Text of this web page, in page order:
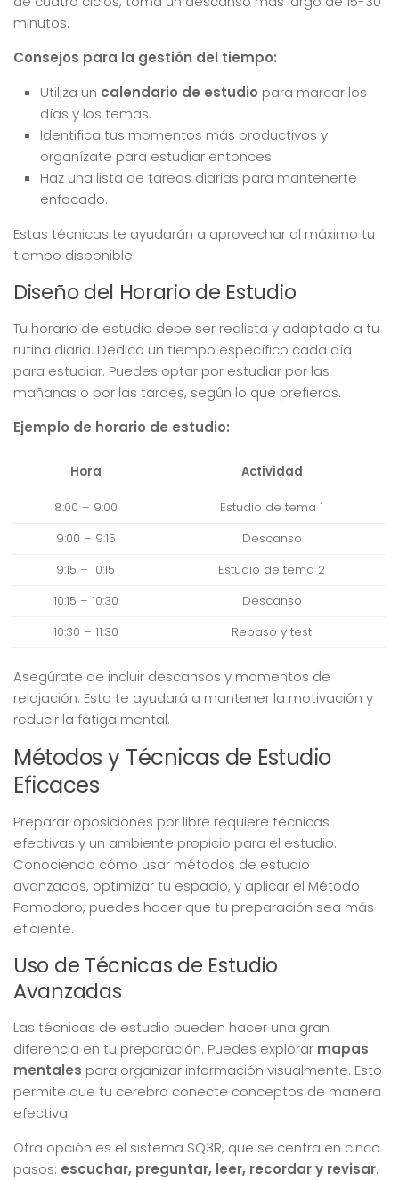
minutos.
Consejos para la gestión del tiempo:
Utiliza un calendario de estudio para marcar los
días y los temas.
Identifica tus momentos más productivos y
organízate para estudiar entonces.
Haz una lista de tareas diarias para mantenerte
enfocado.
Estas técnicas te ayudarán a aprovechar al máximo tu
tiempo disponible.
Diseño del Horario de Estudio
Tu horario de estudio debe ser realista y adaptado a tu
rutina diaria. Dedica un tiempo específico cada día
para estudiar. Puedes optar por estudiar por las
mañanas o por las tardes, según lo que prefieras.
Ejemplo de horario de estudio:
Hora Actividad
8:00 – 9:00
Estudio de tema 1
9:00 – 9:15
Descanso
9:15 – 10:15
Estudio de tema 2
10:15 – 10:30
Descanso
10:30 – 11:30
Repaso y test
Asegúrate de incluir descansos y momentos de
relajación. Esto te ayudará a mantener la motivación y
reducir la fatiga mental.
Métodos y Técnicas de Estudio
Eficaces
Preparar oposiciones por libre requiere técnicas
efectivas y un ambiente propicio para el estudio.
Conociendo cómo usar métodos de estudio
avanzados, optimizar tu espacio, y aplicar el Método
Pomodoro, puedes hacer que tu preparación sea más
eficiente.
Uso de Técnicas de Estudio
Avanzadas
Las técnicas de estudio pueden hacer una gran
diferencia en tu preparación. Puedes explorar mapas
mentales para organizar información visualmente. Esto
permite que tu cerebro conecte conceptos de manera
efectiva.
Otra opción es el sistema SQ3R, que se centra en cinco
pasos: escuchar, preguntar, leer, recordar y revisar.